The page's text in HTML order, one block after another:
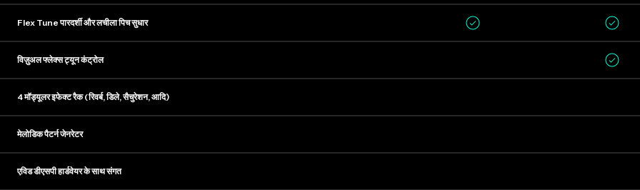
Flex Tune पारदर्शी और लचीला पिच सुधार
विज़ुअल फ्लेक्स ट्यून कंट्रोल
4 मॉड्यूलर इफेक्ट रैक (रिवर्ब, डिले, सैचुरेशन, आदि)
मेलोडिक पैटर्न जेनरेटर
एविड डीएसपी हार्डवेयर के साथ संगत